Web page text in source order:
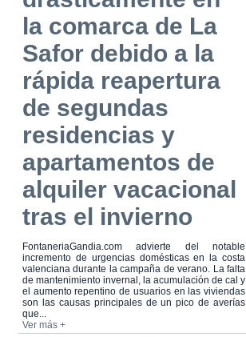
la comarca de La
Safor debido a la
rápida reapertura
de segundas
residencias y
apartamentos de
alquiler vacacional
tras el invierno
FontaneriaGandia.com advierte del notable
incremento de urgencias domésticas en la costa
valenciana durante la campaña de verano. La falta
de mantenimiento invernal, la acumulación de cal y
el aumento repentino de usuarios en las viviendas
son las causas principales de un pico de averías
que...
Ver más +